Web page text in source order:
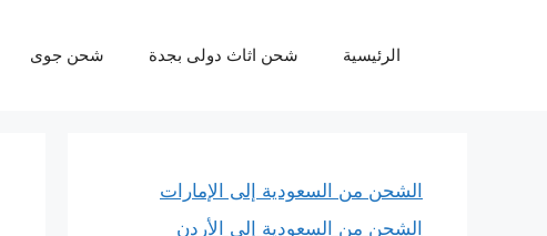
الرئيسية شحن اثاث دولى بجدة شحن جوى
الشحن من السعودية إلى الإمارات
الشحن من السعودية إلى الأردن